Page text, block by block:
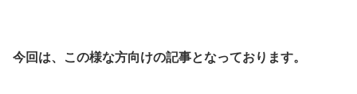
今回は、この様な方向けの記事となっております。